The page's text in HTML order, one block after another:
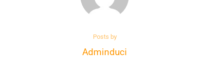
Posts by
Adminduci